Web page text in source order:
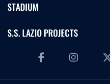
Con Riccardo Budoni
Con Simonetta Valle
STADIUM
S.S. LAZIO PROJECTS